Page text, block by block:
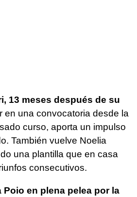
13 meses después de su
en una convocatoria desde la
curso, aporta un impulso
También vuelve Noelia
una plantilla que en casa
consecutivos.
Poio en plena pelea por la